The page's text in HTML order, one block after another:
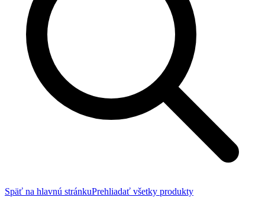
Späť na hlavnú stránkuPrehliadať všetky produkty